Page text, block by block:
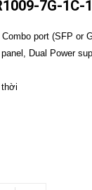
7G-1C-
port (SFP or
Dual Power
thời